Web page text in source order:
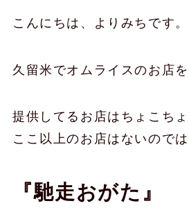
こんにちは、よりみちです。
久留米でオムライスのお店
提供してるお店はちょこち
ここ以上のお店はないので
『馳走おがた』